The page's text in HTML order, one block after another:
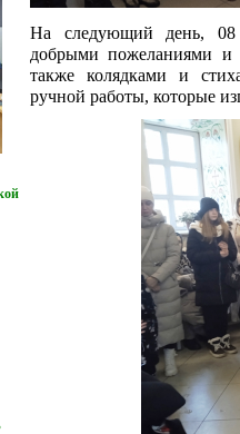
На следующий день, 08
добрыми пожеланиями и
также колядками и
ручной работы, которые